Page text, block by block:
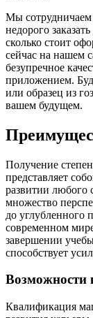
Мы сотрудничаем
недорого
сколько стоит
сейчас на нашем
безупречное
приложением.
или образец из
вашем будущем.
Получение
представляет
развитии любого
множество
до углубленного
современном
завершении
способствует
Возможности
Квалификация